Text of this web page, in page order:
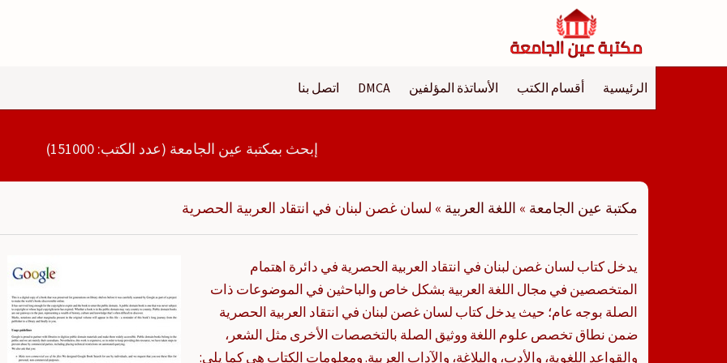
الرئيسية أقسام الكتب الأساتذة المؤلفين DMCA اتصل بنا
إبحث بمكتبة عين الجامعة (عدد الكتب: 151000)
مكتبة عين الجامعة » اللغة العربية » لسان غصن لبنان في انتقاد العربية الحصرية
يدخل كتاب لسان غصن لبنان في انتقاد العربية الحصرية في دائرة اهتمام
المتخصصين في مجال اللغة العربية بشكل خاص والباحثين في الموضوعات ذات
الصلة بوجه عام؛ حيث يدخل كتاب لسان غصن لبنان في انتقاد العربية الحصرية
ضمن نطاق تخصص علوم اللغة ووثيق الصلة بالتخصصات الأخرى مثل الشعر،
والقواعد اللغوية، والأدب، والبلاغة، والآداب العربية. ومعلومات الكتاب هي كما يلي: